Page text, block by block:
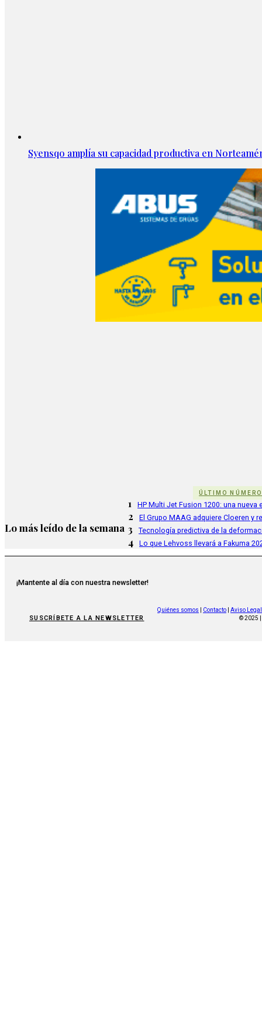
Syensqo amplía su capacidad productiva en
ÚLTIMO NÚMERO
Lo más leído de la semana
1 HP Multi Jet Fusion 1200: una
2 El Grupo MAAG adquiere Cloeren
3 Tecnología predictiva de la
4 Lo que Lehvoss llevará a Fakuma
¡Mantente al día con nuestra newsletter!
SUSCRÍBETE A LA NEWSLETTER
Quiénes somos Contacto
Aviso Legal
© 2025